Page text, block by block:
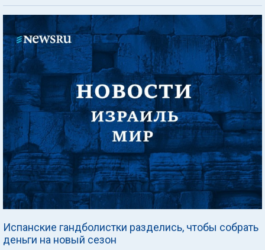
Испанские гандболистки разделись, чтобы собрать
деньги на новый сезон